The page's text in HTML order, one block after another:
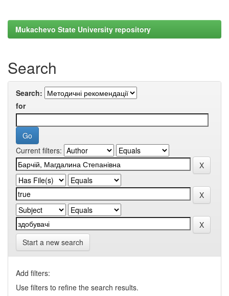
Mukachevo State University repository
Search
Search:
for
Current filters:
Start a new search
Add filters:
Use filters to refine the search results.